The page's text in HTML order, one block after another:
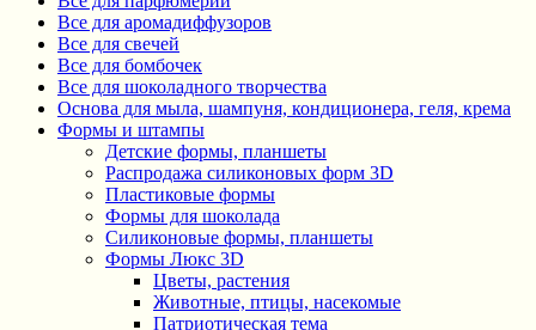
Все для аромадиффузоров
Все для свечей
Все для бомбочек
Все для шоколадного творчества
Основа для мыла, шампуня, кондиционера, геля, крема
Формы и штампы
Детские формы, планшеты
Распродажа силиконовых форм 3D
Пластиковые формы
Формы для шоколада
Силиконовые формы, планшеты
Формы Люкс 3D
Цветы, растения
Животные, птицы, насекомые
Патриотическая тема